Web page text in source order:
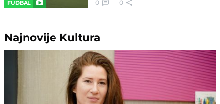
FUDBAL 0 0
Najnovije Kultura